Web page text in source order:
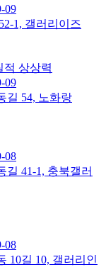
09
1, 갤러리이즈
적 상상력
09
길 54, 노화랑
08
길 41-1, 충북갤러
08
10길 10, 갤러리인